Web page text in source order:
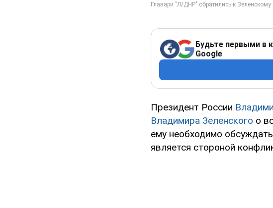
Будьте первыми в
Google
Президент России
Владимира Зеленского о
ему необходимо
является стороной